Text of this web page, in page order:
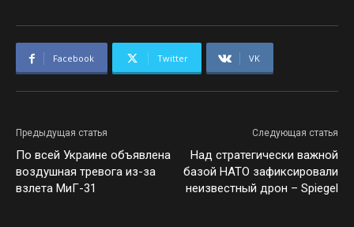
Facebook Twitter VK
Предыдущая статья
По всей Украине объявлена
воздушная тревога из-за
взлета МиГ-31
Следующая статья
Над стратегически важной
базой НАТО зафиксировали
неизвестный дрон – Spiegel